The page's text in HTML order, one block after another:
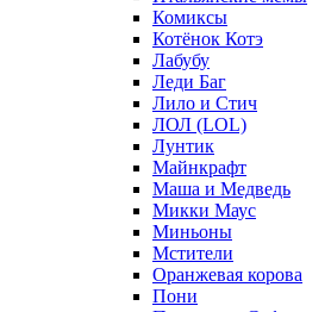
Комиксы
Котёнок Котэ
Лабубу
Леди Баг
Лило и Стич
ЛОЛ (LOL)
Лунтик
Майнкрафт
Маша и Медведь
Микки Маус
Миньоны
Мстители
Оранжевая корова
Пони